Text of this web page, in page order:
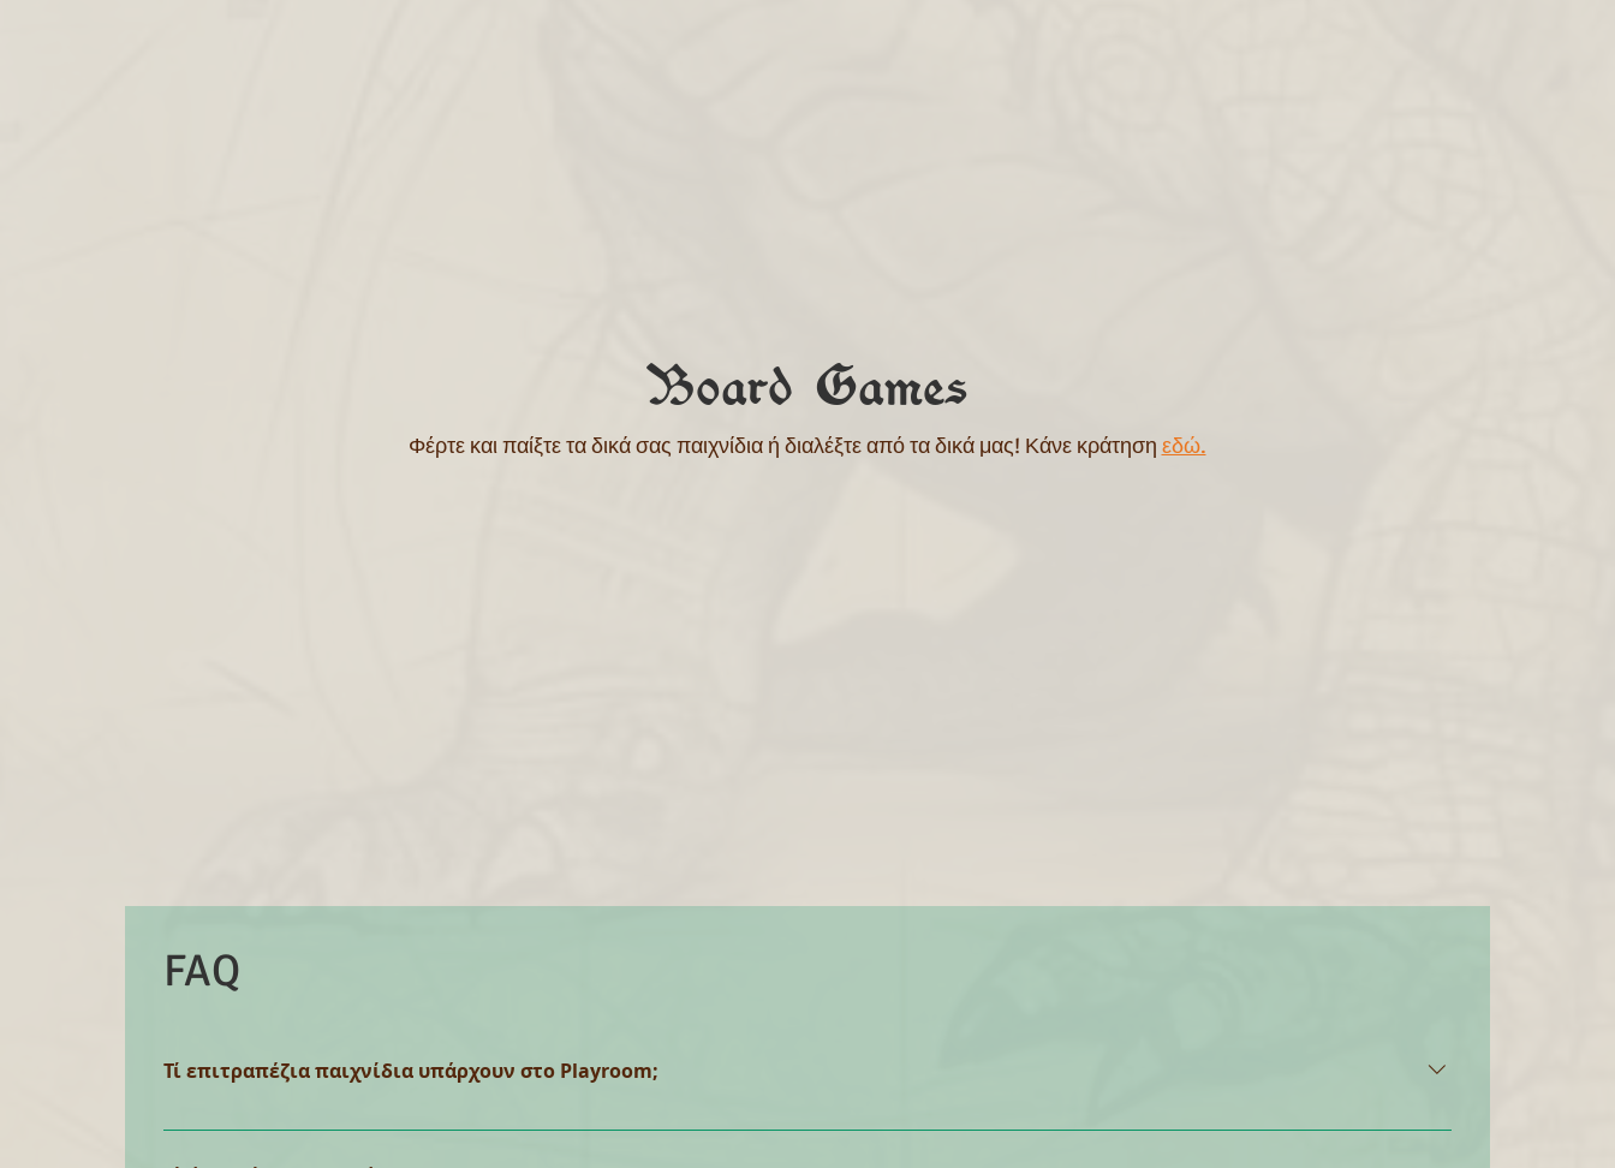
Board Games
Φέρτε και παίξτε τα δικά σας παιχνίδια ή διαλέξτε από τα δικά μας! Κάνε κράτηση εδώ.
FAQ
Τί επιτραπέζια παιχνίδια υπάρχουν στο Playroom;
7 Wonders Altar Quest A Touch of Evil Betrayal at the House on the Hill Bloodrage Brass: Birmingham Catan Cash ‘n’ Guns Cthulhu: Death may